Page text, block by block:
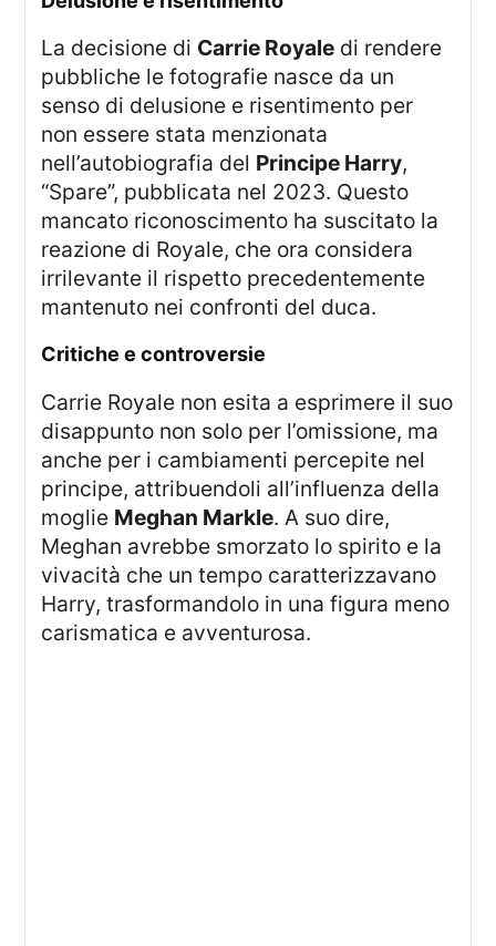
La decisione di Carrie Royale di rendere
pubbliche le fotografie nasce da un
senso di delusione e risentimento per
non essere stata menzionata
nell’autobiografia del Principe Harry,
“Spare”, pubblicata nel 2023. Questo
mancato riconoscimento ha suscitato la
reazione di Royale, che ora considera
irrilevante il rispetto precedentemente
mantenuto nei confronti del duca.
Critiche e controversie
Carrie Royale non esita a esprimere il suo
disappunto non solo per l’omissione, ma
anche per i cambiamenti percepite nel
principe, attribuendoli all’influenza della
moglie Meghan Markle. A suo dire,
Meghan avrebbe smorzato lo spirito e la
vivacità che un tempo caratterizzavano
Harry, trasformandolo in una figura meno
carismatica e avventurosa.